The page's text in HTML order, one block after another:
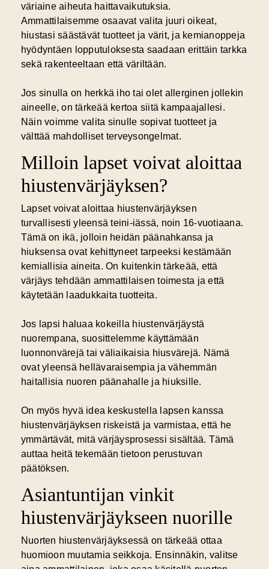
väriaine aiheuta haittavaikutuksia.
Ammattilaisemme osaavat valita juuri oikeat,
hiustasi säästävät tuotteet ja värit, ja kemianoppeja
hyödyntäen lopputuloksesta saadaan erittäin tarkka
sekä rakenteeltaan että väriltään.
Jos sinulla on herkkä iho tai olet allerginen jollekin
aineelle, on tärkeää kertoa siitä kampaajallesi.
Näin voimme valita sinulle sopivat tuotteet ja
välttää mahdolliset terveysongelmat.
Milloin lapset voivat aloittaa
hiustenvärjäyksen?
Lapset voivat aloittaa hiustenvärjäyksen
turvallisesti yleensä teini-iässä, noin 16-vuotiaana.
Tämä on ikä, jolloin heidän päänahkansa ja
hiuksensa ovat kehittyneet tarpeeksi kestämään
kemiallisia aineita. On kuitenkin tärkeää, että
värjäys tehdään ammattilaisen toimesta ja että
käytetään laadukkaita tuotteita.
Jos lapsi haluaa kokeilla hiustenvärjäystä
nuorempana, suosittelemme käyttämään
luonnonvärejä tai väliaikaisia hiusvärejä. Nämä
ovat yleensä hellävaraisempia ja vähemmän
haitallisia nuoren päänahalle ja hiuksille.
On myös hyvä idea keskustella lapsen kanssa
hiustenvärjäyksen riskeistä ja varmistaa, että he
ymmärtävät, mitä värjäysprosessi sisältää. Tämä
auttaa heitä tekemään tietoon perustuvan
päätöksen.
Asiantuntijan vinkit
hiustenvärjäykseen nuorille
Nuorten hiustenvärjäyksessä on tärkeää ottaa
huomioon muutamia seikkoja. Ensinnäkin, valitse